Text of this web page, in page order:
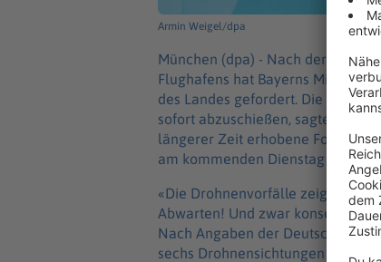
Armin Weigel/dpa
München (dpa) - Nach der
Flughafens hat Bayerns
des Landes gefordert. Die
sofort abzuschießen, sagte Söder
längerer Zeit erhobene
am kommenden Dienstag ein
«Die Drohnenvorfälle zeigen den
Abwarten! Und zwar konsequent!
Nach Angaben der Deutschen
sechs Drohnensichtungen um